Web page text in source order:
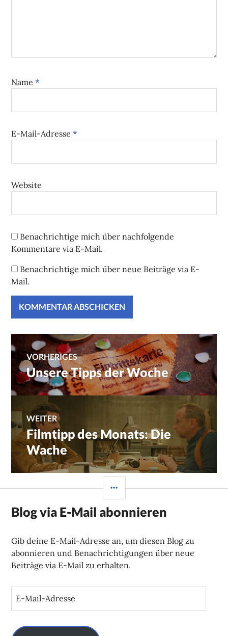
Name*
E-Mail-Adresse*
Website
Benachrichtige mich über nachfolgende
Kommentare via E-Mail.
Benachrichtige mich über neue Beiträge via E-
Mail.
Beitragsnavigation
VORHERIGES
Vorheriger
Beitrag:
Unsere Tipps der Woche
WEITER
Nächster
Beitrag:
Filmtipp des Monats: Die
Wache
Blog via E-Mail abonnieren
Gib deine E-Mail-Adresse an, um diesen Blog zu
abonnieren und Benachrichtigungen über neue
Beiträge via E-Mail zu erhalten.